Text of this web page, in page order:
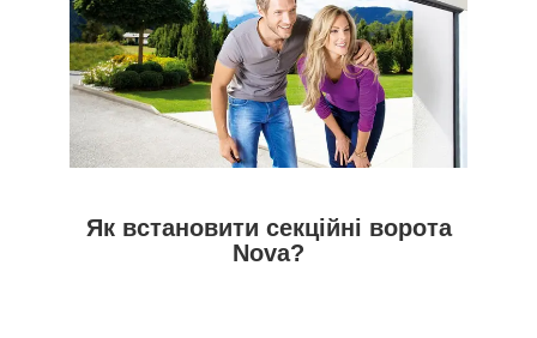
Як встановити секційні ворота
Nova?